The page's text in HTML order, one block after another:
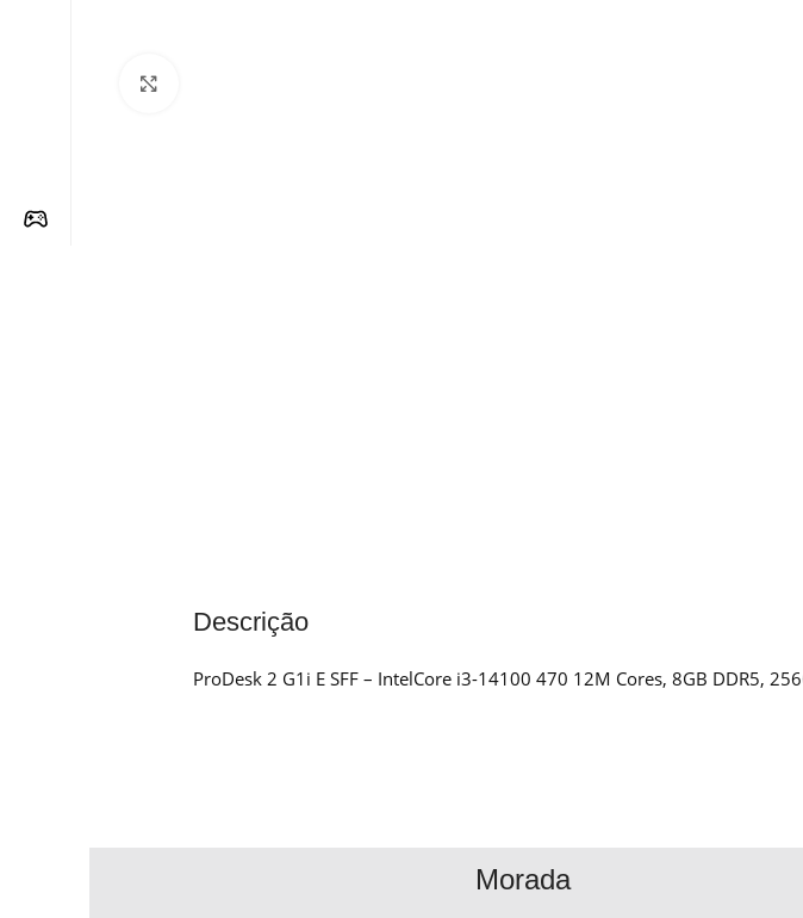
Descrição
ProDesk 2 G1i E SFF – IntelCore i3-14100 470 12M Cores, 8GB DDR5,
Morada